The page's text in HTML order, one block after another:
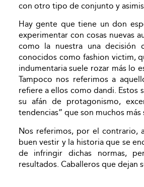
con otro tipo de conjunto y
Hay gente que tiene un don
experimentar con cosas nuevas
como la nuestra una decisión
conocidos como fashion victim,
indumentaria suele rozar más lo
Tampoco nos referimos a
refiere a ellos como dandi. Estos
su afán de protagonismo,
tendencias” que son muchos
Nos referimos, por el contrario,
buen vestir y la historia que se
de infringir dichas normas,
resultados. Caballeros que dejan